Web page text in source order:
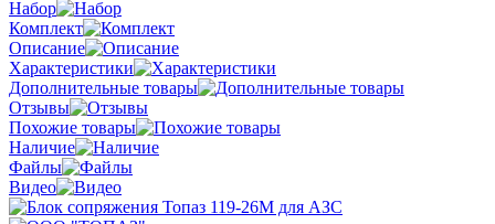
Набор
Комплект
Описание
Характеристики
Дополнительные товары
Отзывы
Похожие товары
Наличие
Файлы
Видео